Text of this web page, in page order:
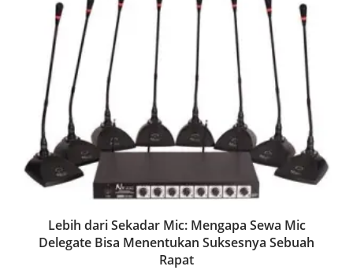
Lebih dari Sekadar Mic: Mengapa Sewa Mic
Delegate Bisa Menentukan Suksesnya Sebuah
Rapat